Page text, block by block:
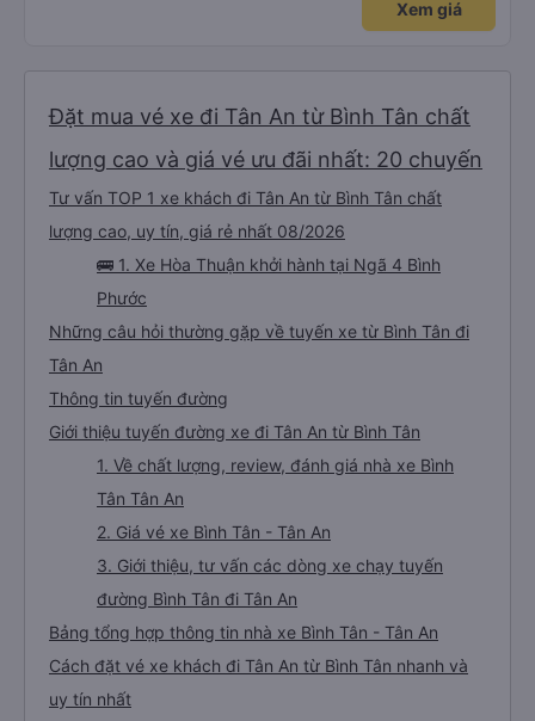
Xem giá
Đặt mua vé xe đi Tân An từ Bình Tân chất
lượng cao và giá vé ưu đãi nhất: 20 chuyến
Tư vấn TOP 1 xe khách đi Tân An từ Bình Tân chất
lượng cao, uy tín, giá rẻ nhất 08/2026
🚌 1. Xe Hòa Thuận khởi hành tại Ngã 4 Bình
Phước
Những câu hỏi thường gặp về tuyến xe từ Bình Tân đi
Tân An
Thông tin tuyến đường
Giới thiệu tuyến đường xe đi Tân An từ Bình Tân
1. Về chất lượng, review, đánh giá nhà xe Bình
Tân Tân An
2. Giá vé xe Bình Tân - Tân An
3. Giới thiệu, tư vấn các dòng xe chạy tuyến
đường Bình Tân đi Tân An
Bảng tổng hợp thông tin nhà xe Bình Tân - Tân An
Cách đặt vé xe khách đi Tân An từ Bình Tân nhanh và
uy tín nhất